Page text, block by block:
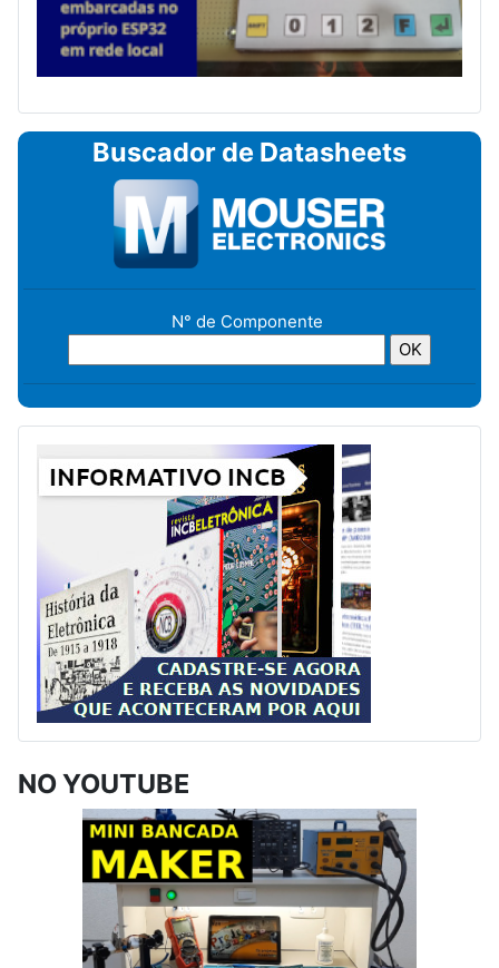
Buscador de Datasheets
N° de Componente
NO YOUTUBE